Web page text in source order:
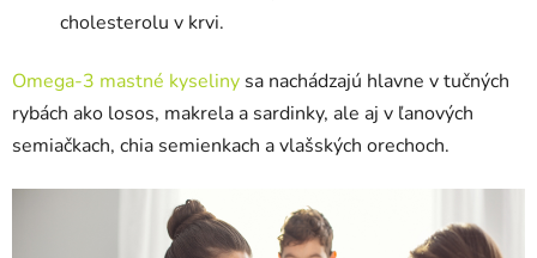
cholesterolu v krvi.
Omega-3 mastné kyseliny sa nachádzajú hlavne v tučných
rybách ako losos, makrela a sardinky, ale aj v ľanových
semiačkach, chia semienkach a vlašských orechoch.